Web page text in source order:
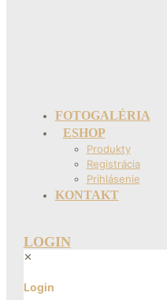
FOTOGALÉRIA
ESHOP
Produkty
Registrácia
Prihlásenie
LOGIN